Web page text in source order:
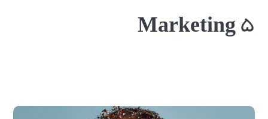
Marketing ۵